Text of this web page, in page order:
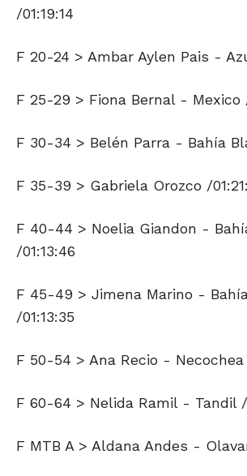
/01:19:14
F 20-24 > Ambar Aylen Pais -
F 25-29 > Fiona Bernal - Mexico
F 30-34 > Belén Parra - Bahía
F 35-39 > Gabriela Orozco /
F 40-44 > Noelia Giandon -
/01:13:46
F 45-49 > Jimena Marino -
/01:13:35
F 50-54 > Ana Recio - Necochea
F 60-64 > Nelida Ramil - Tandil /
F MTB A > Aldana Andes -